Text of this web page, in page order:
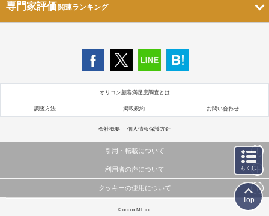
専門家評価関連ランキング
オリコン顧客満足度調査とは
調査方法 掲載規約 お問い合わせ
会社概要 個人情報保護方針
引用・転載について
当サイトで公開されている情報（文字、写真、イラスト、画像データ等）及びこれらの配置・
これらの情報を権利者の許可なく無断転載・複製などの二次利用を行うことは固く禁じており
利用者の声について
当サイトに掲載している内容はすべてサービスの利用者が提出された見解・感想です。
弊社の見解・ 意見ではないことをご理解いただいた上でご覧ください。
クッキーの使用について
このサイトでは Cookie を使用して、ユーザーに合わせたコンテンツや広告の表示、ソーシャル
© oricon ME inc.
もくじ
Top